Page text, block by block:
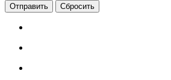
Сбросить